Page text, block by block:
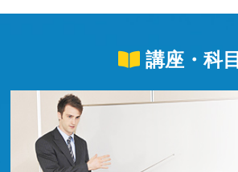
講座・科目